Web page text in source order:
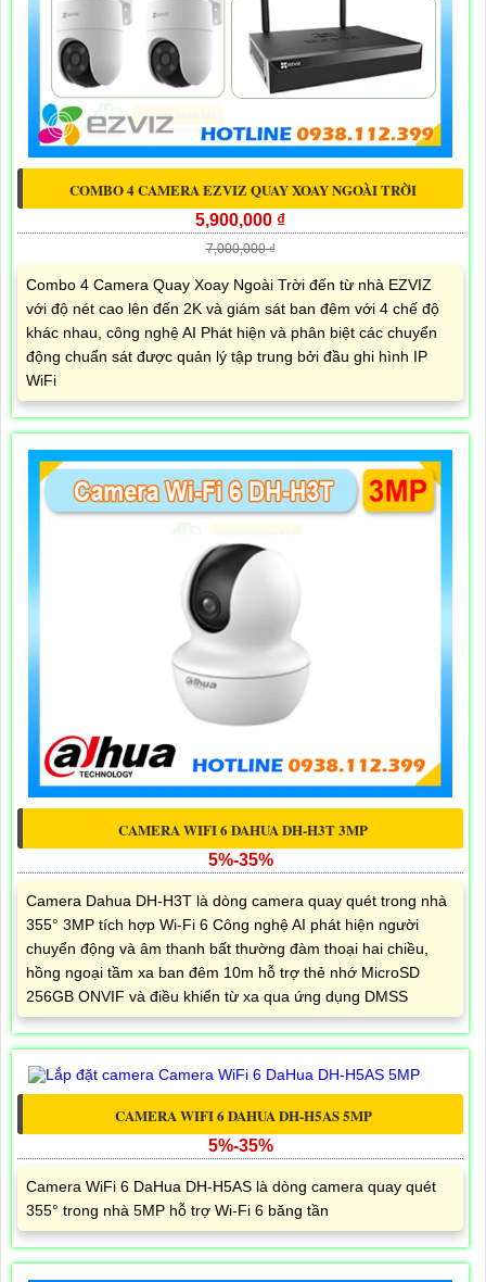
COMBO 4 CAMERA EZVIZ QUAY XOAY NGOÀI TRỜI
5,900,000 ₫
7,000,000 ₫
Combo 4 Camera Quay Xoay Ngoài Trời đến từ nhà EZVIZ
với độ nét cao lên đến 2K và giám sát ban đêm với 4 chế độ
khác nhau, công nghệ AI Phát hiện và phân biệt các chuyển
động chuẩn sát được quản lý tập trung bởi đầu ghi hình IP
WiFi
CAMERA WIFI 6 DAHUA DH-H3T 3MP
5%-35%
Camera Dahua DH-H3T là dòng camera quay quét trong nhà
355° 3MP tích hợp Wi-Fi 6 Công nghệ AI phát hiện người
chuyển động và âm thanh bất thường đàm thoại hai chiều,
hồng ngoại tầm xa ban đêm 10m hỗ trợ thẻ nhớ MicroSD
256GB ONVIF và điều khiển từ xa qua ứng dụng DMSS
CAMERA WIFI 6 DAHUA DH-H5AS 5MP
5%-35%
Camera WiFi 6 DaHua DH-H5AS là dòng camera quay quét
355° trong nhà 5MP hỗ trợ Wi-Fi 6 băng tần